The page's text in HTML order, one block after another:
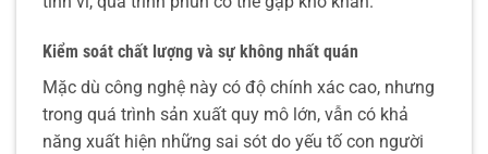
Kiểm soát chất lượng và sự không nhất quán
Mặc dù công nghệ này có độ chính xác cao, nhưng
trong quá trình sản xuất quy mô lớn, vẫn có khả
năng xuất hiện những sai sót do yếu tố con người